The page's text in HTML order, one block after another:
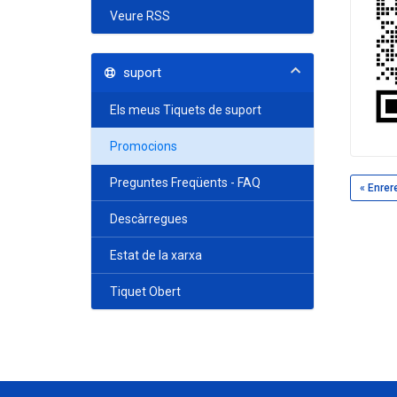
Veure RSS
«
suport
Els meus Tiquets de suport
Promocions
Preguntes Freqüents - FAQ
Descàrregues
Estat de la xarxa
Tiquet Obert